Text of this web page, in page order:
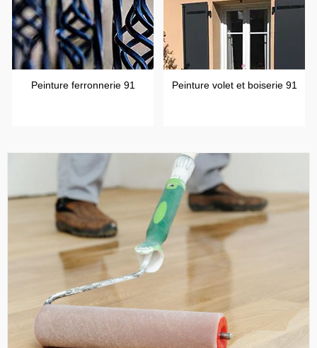
Peinture ferronnerie 91 Peinture volet et boiserie 91